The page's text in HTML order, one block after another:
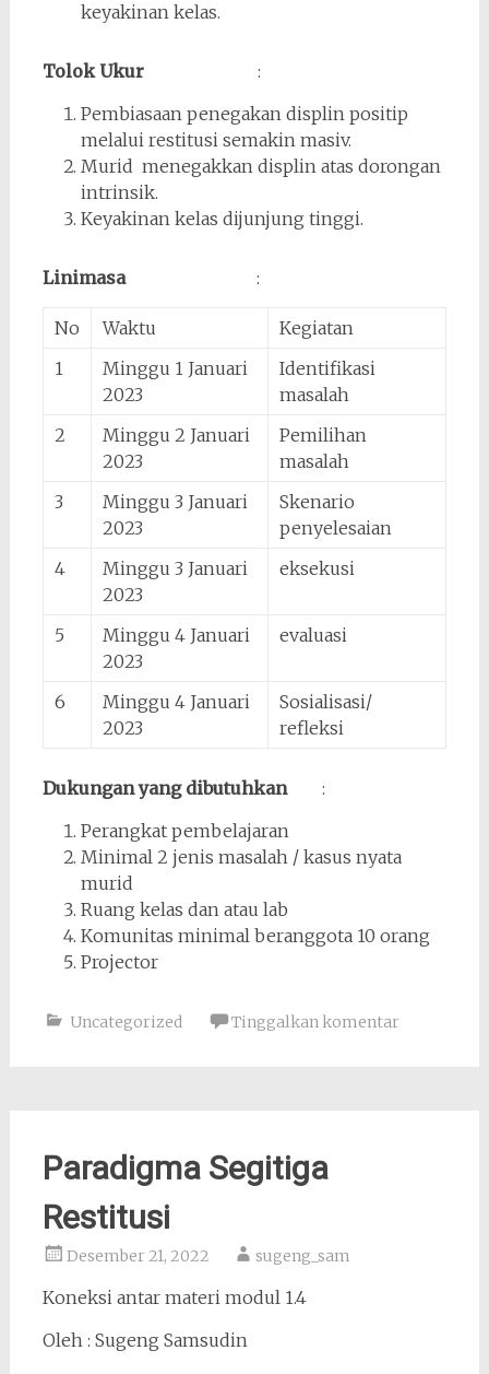
keyakinan kelas.
Tolok Ukur
:
Pembiasaan penegakan displin positip
melalui restitusi semakin masiv.
Murid menegakkan displin atas dorongan
intrinsik.
Keyakinan kelas dijunjung tinggi.
Linimasa:
No Waktu
Kegiatan
1
Minggu 1 Januari
2023
Identifikasi
masalah
2
Minggu 2 Januari
2023
Pemilihan
masalah
3
Minggu 3 Januari
2023
Skenario
penyelesaian
4
Minggu 3 Januari
2023
eksekusi
5
Minggu 4 Januari
2023
evaluasi
6
Minggu 4 Januari
2023
Sosialisasi/
refleksi
Dukungan yang dibutuhkan:
Perangkat pembelajaran
Minimal 2 jenis masalah / kasus nyata
murid
Ruang kelas dan atau lab
Komunitas minimal beranggota 10 orang
Projector
Uncategorized Tinggalkan komentar
Paradigma Segitiga
Restitusi
Desember 21, 2022 sugeng_sam
Koneksi antar materi modul 1.4
Oleh : Sugeng Samsudin